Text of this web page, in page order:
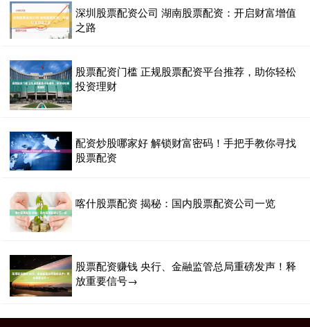
深圳股票配资公司 湖南股票配资：开启财富增值
之路
股票配资门槛 正规股票配资平台推荐，助你轻松
投资理财
配资炒股哪家好 解锁财富密码！手把手教你寻找
股票配资
喀什股票配资 揭秘：国内股票配资公司一览
股票配资赚钱 央行、金融监管总局重磅发声！释
放重要信号→